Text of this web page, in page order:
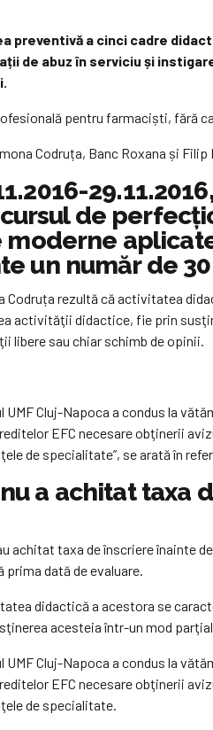
a cinci cadre
de abuz în serviciu și
pentru farmaciști, fără
Codruța, Banc Roxana și Filip
de
un număr de
rezultă că activitatea
activităţii didactice, fie prin
libere sau chiar schimb de opinii.
Cluj-Napoca a condus la
EFC necesare obţinerii
de specialitate”, se arată în
a achitat taxa
achitat taxa de înscriere înainte
prima dată de evaluare.
didactică a acestora se
acesteia într-un mod
Cluj-Napoca a condus la
EFC necesare obţinerii
de specialitate.